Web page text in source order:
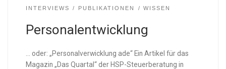
INTERVIEWS PUBLIKATIONEN WISSEN
Personalentwicklung
… oder: „Personalverwicklung ade“ Ein Artikel für das
Magazin „Das Quartal“ der HSP-Steuerberatung in